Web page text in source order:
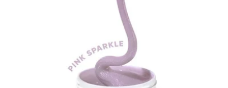
media 0 in modaal